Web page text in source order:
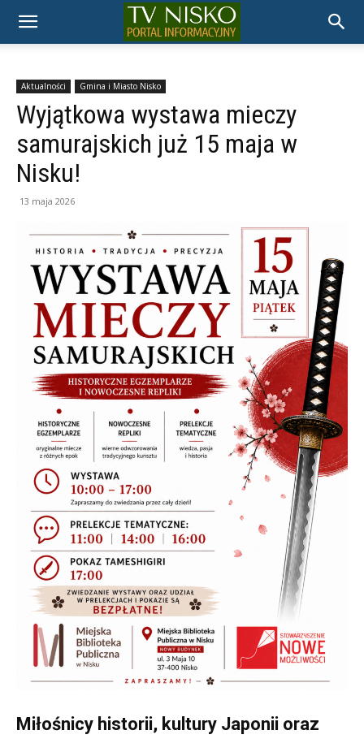
TELEWIZJA
NISKO
Aktualności Gmina i Miasto Nisko
Wyjątkowa wystawa mieczy
samurajskich już 15 maja w
Nisku!
13 maja 2026
Miłośnicy historii, kultury Japonii oraz